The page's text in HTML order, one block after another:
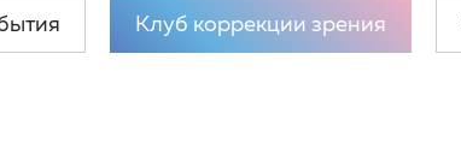
Клуб коррекции зрения